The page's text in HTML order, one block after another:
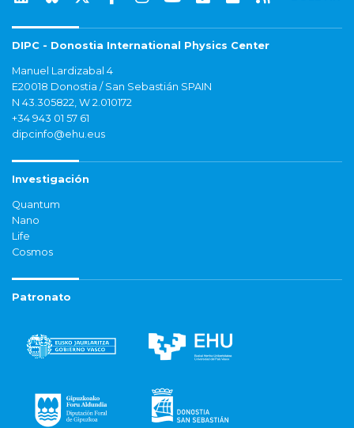
DIPC - Donostia International Physics Center
Manuel Lardizabal 4
E20018 Donostia / San Sebastián SPAIN
N 43.305822, W 2.010172
+34 943 01 57 61
dipcinfo@ehu.eus
Investigación
Quantum
Nano
Life
Cosmos
Patronato